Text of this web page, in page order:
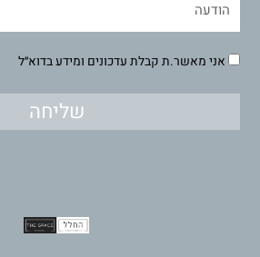
אני מאשר.ת קבלת עדכונים ומידע בדוא״ל
שליחה